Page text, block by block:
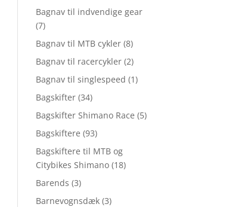
Bagnav til indvendige gear
(7)
Bagnav til MTB cykler (8)
Bagnav til racercykler (2)
Bagnav til singlespeed (1)
Bagskifter (34)
Bagskifter Shimano Race (5)
Bagskiftere (93)
Bagskiftere til MTB og
Citybikes Shimano (18)
Barends (3)
Barnevognsdæk (3)